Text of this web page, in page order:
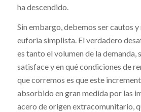
ha descendido.
Sin embargo, debemos ser cautos y
euforia simplista. El verdadero
es tanto el volumen de la demanda,
satisface y en qué condiciones de
que corremos es que este
absorbido en gran medida por las
acero de origen extracomunitario,